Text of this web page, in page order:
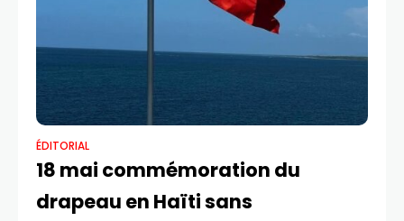
ÉDITORIAL
18 mai commémoration du
drapeau en Haïti sans